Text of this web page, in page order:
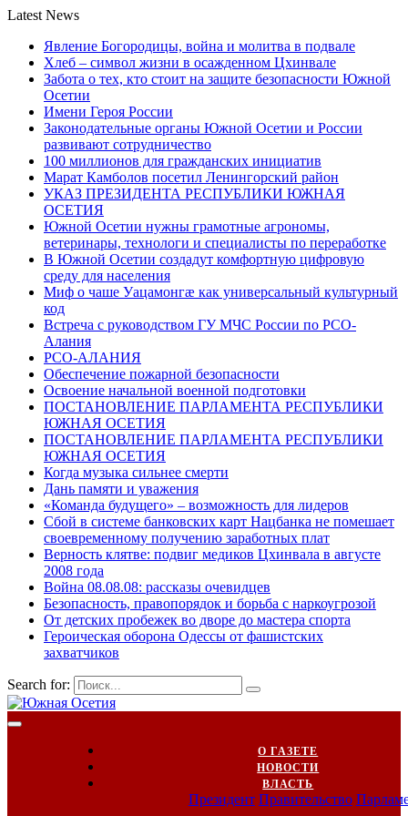
Latest News
Явление Богородицы, война и молитва в подвале
Хлеб – символ жизни в осажденном Цхинвале
Забота о тех, кто стоит на защите безопасности Южной
Осетии
Имени Героя России
Законодательные органы Южной Осетии и России
развивают сотрудничество
100 миллионов для гражданских инициатив
Марат Камболов посетил Ленингорский район
УКАЗ ПРЕЗИДЕНТА РЕСПУБЛИКИ ЮЖНАЯ
ОСЕТИЯ
Южной Осетии нужны грамотные агрономы,
ветеринары, технологи и специалисты по переработке
В Южной Осетии создадут комфортную цифровую
среду для населения
Миф о чаше Уацамонгæ как универсальный культурный
код
Встреча с руководством ГУ МЧС России по РСО-
Алания
РСО-АЛАНИЯ
Обеспечение пожарной безопасности
Освоение начальной военной подготовки
ПОСТАНОВЛЕНИЕ ПАРЛАМЕНТА РЕСПУБЛИКИ
ЮЖНАЯ ОСЕТИЯ
ПОСТАНОВЛЕНИЕ ПАРЛАМЕНТА РЕСПУБЛИКИ
ЮЖНАЯ ОСЕТИЯ
Когда музыка сильнее смерти
Дань памяти и уважения
«Команда будущего» – возможность для лидеров
Сбой в системе банковских карт Нацбанка не помешает
своевременному получению заработных плат
Верность клятве: подвиг медиков Цхинвала в августе
2008 года
Война 08.08.08: рассказы очевидцев
Безопасность, правопорядок и борьба с наркоугрозой
От детских пробежек во дворе до мастера спорта
Героическая оборона Одессы от фашистских
захватчиков
Search for:
О ГАЗЕТЕ
НОВОСТИ
ВЛАСТЬ
Президент Правительство